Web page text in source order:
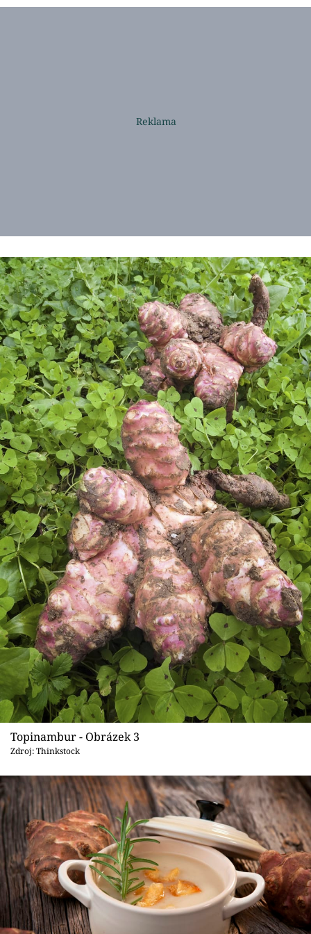
Topinambur - Obrázek 3
Zdroj: Thinkstock